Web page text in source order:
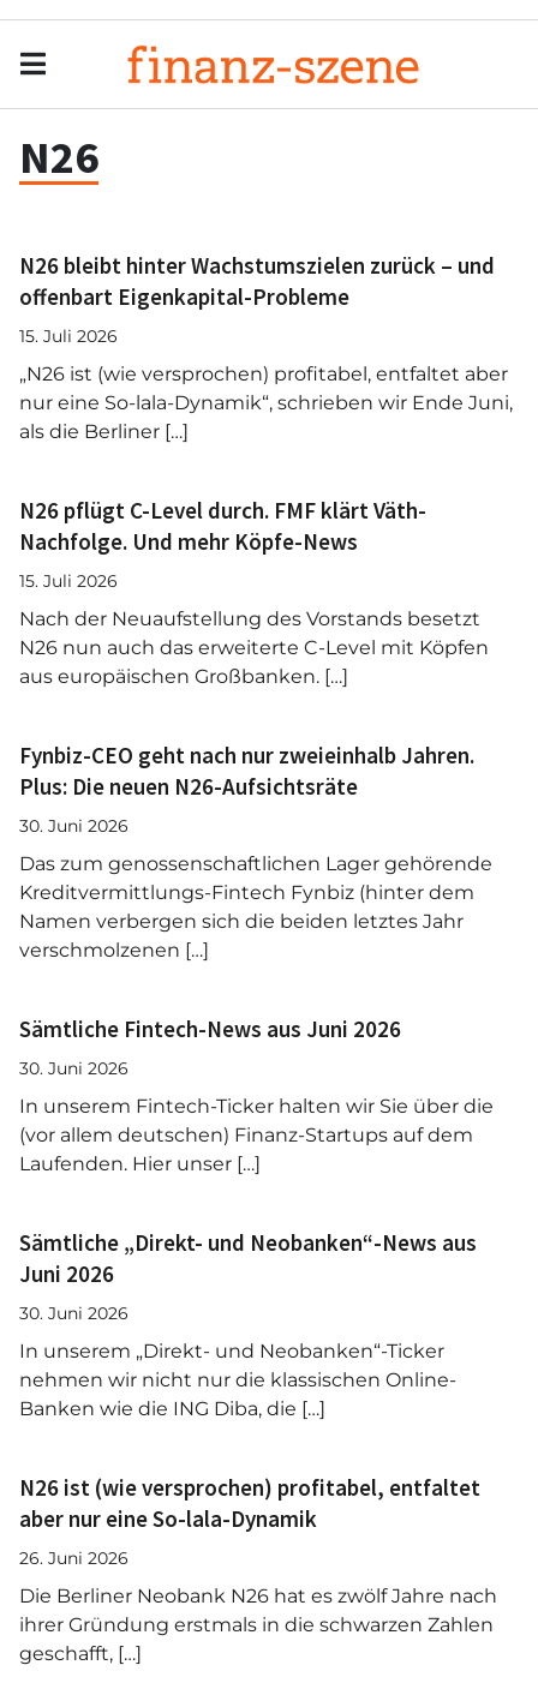
N26
N26 bleibt hinter Wachstumszielen zurück – und
offenbart Eigenkapital-Probleme
15. Juli 2026
„N26 ist (wie versprochen) profitabel, entfaltet aber
nur eine So-lala-Dynamik“, schrieben wir Ende Juni,
als die Berliner […]
N26 pflügt C-Level durch. FMF klärt Väth-
Nachfolge. Und mehr Köpfe-News
15. Juli 2026
Nach der Neuaufstellung des Vorstands besetzt
N26 nun auch das erweiterte C-Level mit Köpfen
aus europäischen Großbanken. […]
Fynbiz-CEO geht nach nur zweieinhalb Jahren.
Plus: Die neuen N26-Aufsichtsräte
30. Juni 2026
Das zum genossenschaftlichen Lager gehörende
Kreditvermittlungs-Fintech Fynbiz (hinter dem
Namen verbergen sich die beiden letztes Jahr
verschmolzenen […]
Sämtliche Fintech-News aus Juni 2026
30. Juni 2026
In unserem Fintech-Ticker halten wir Sie über die
(vor allem deutschen) Finanz-Startups auf dem
Laufenden. Hier unser […]
Sämtliche „Direkt- und Neobanken“-News aus
Juni 2026
30. Juni 2026
In unserem „Direkt- und Neobanken“-Ticker
nehmen wir nicht nur die klassischen Online-
Banken wie die ING Diba, die […]
N26 ist (wie versprochen) profitabel, entfaltet
aber nur eine So-lala-Dynamik
26. Juni 2026
Die Berliner Neobank N26 hat es zwölf Jahre nach
ihrer Gründung erstmals in die schwarzen Zahlen
geschafft, […]